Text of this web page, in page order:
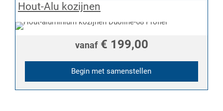
Hout-Alu kozijnen
vanaf€ 199,00
Begin met samenstellen